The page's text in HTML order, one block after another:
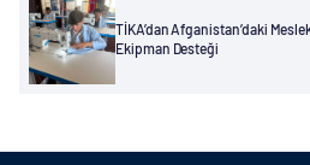
TİKA’dan Afganistan’daki
Ekipman Desteği